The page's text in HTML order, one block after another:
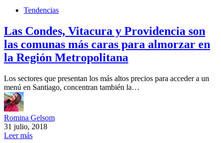
Tendencias
Las Condes, Vitacura y Providencia son
las comunas más caras para almorzar en
la Región Metropolitana
Los sectores que presentan los más altos precios para acceder a un
menú en Santiago, concentran también la…
Romina Gelsom
31 julio, 2018
Leer más